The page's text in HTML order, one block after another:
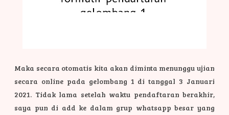
Maka secara otomatis kita akan diminta menunggu ujian
secara online pada gelombang 1 di tanggal 3 Januari
2021. Tidak lama setelah waktu pendaftaran berakhir,
saya pun di add ke dalam grup whatsapp besar yang